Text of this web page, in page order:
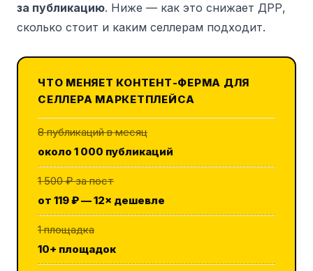
за публикацию. Ниже — как это снижает ДРР,
сколько стоит и каким селлерам подходит.
ЧТО МЕНЯЕТ КОНТЕНТ-ФЕРМА ДЛЯ
СЕЛЛЕРА МАРКЕТПЛЕЙСА
8 публикаций в месяц
около 1 000 публикаций
1 500 ₽ за пост
от 119 ₽ — 12× дешевле
1 площадка
10+ площадок